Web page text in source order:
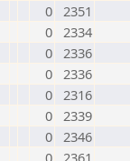
0 2351
0 2334
0 2336
0 2336
0 2316
0 2339
0 2346
0 2361